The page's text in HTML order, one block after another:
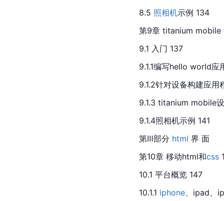
8.5 照相机示例 134
第9章 titanium mobile
9.1 入门 137
9.1.1编写hello world应
9.1.2针对设备构建应用
9.1.3 titanium mobile
9.1.4照相机示例 141
第Ⅲ部分 html 界 面
第10章 移动html和css
10.1 平台概览 147
10.1.1 iphone 、ipad、